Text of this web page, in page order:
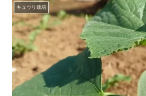
キュウリ栽培